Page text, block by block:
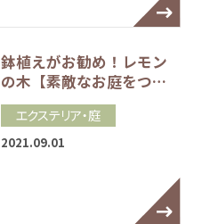
鉢植えがお勧め！レモン
の木【素敵なお庭をつ…
エクステリア・庭
2021.09.01